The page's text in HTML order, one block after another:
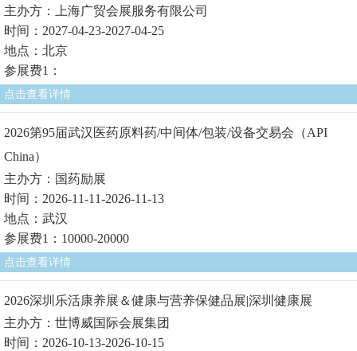
主办方：上海广贸会展服务有限公司
时间：2027-04-23-2027-04-25
地点：北京
参展费1：
点击查看详情
2026第95届武汉医药原料药/中间体/包装/设备交易会（API
China）
主办方：国药励展
时间：2026-11-11-2026-11-13
地点：武汉
参展费1：10000-20000
点击查看详情
2026深圳乐活康养展＆健康与营养保健品展|深圳健康展
主办方：世博威国际会展集团
时间：2026-10-13-2026-10-15